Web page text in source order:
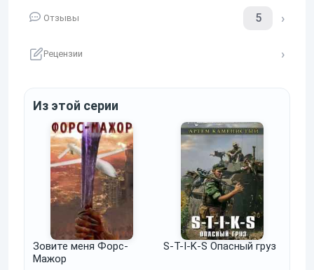
Отзывы 5
Рецензии
Из этой серии
Зовите меня Форс-
Мажор
S-T-I-K-S Опасный груз